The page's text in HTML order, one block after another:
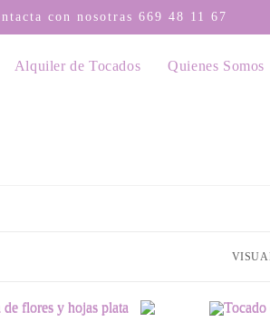
con nosotras 669 48 11 67
Alquiler de Tocados Quienes Somos